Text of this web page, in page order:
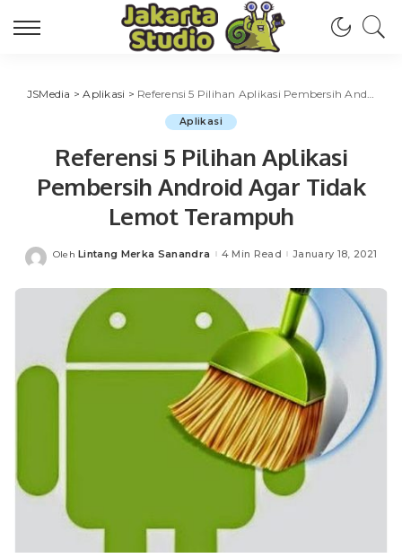
JSMedia >Aplikasi > Referensi 5 Pilihan Aplikasi Pembersih Android Agar Tidak Lemot Terampuh
Aplikasi
Referensi 5 Pilihan Aplikasi
Pembersih Android Agar Tidak
Lemot Terampuh
Posted
Oleh Lintang Merka Sanandra 4 Min Read January 18, 2021